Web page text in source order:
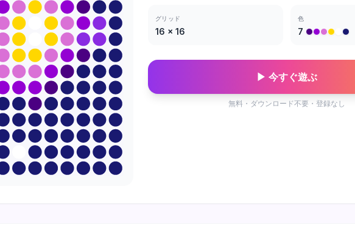
グリッド
16 × 16
色
7
▶ 今すぐ遊ぶ
無料・ダウンロード不要・登録なし